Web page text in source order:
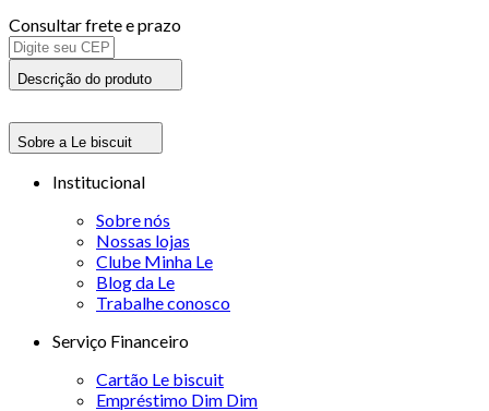
Consultar frete e prazo
Descrição do produto
Sobre a Le biscuit
Institucional
Sobre nós
Nossas lojas
Clube Minha Le
Blog da Le
Trabalhe conosco
Serviço Financeiro
Cartão Le biscuit
Empréstimo Dim Dim